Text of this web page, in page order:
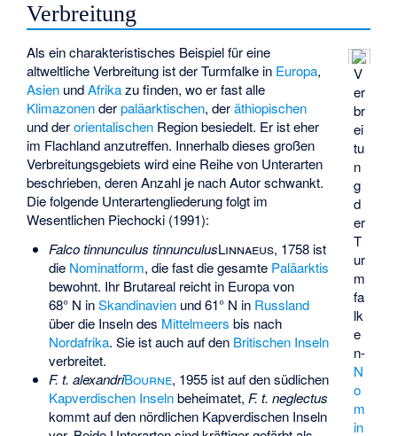
Verbreitung
V
er
br
ei
tu
n
g
d
er
T
ur
m
fa
lk
e
n-
N
o
m
in
Als ein charakteristisches Beispiel für eine
altweltliche Verbreitung ist der Turmfalke in Europa,
Asien undAfrikazu finden, wo er fast alle
Klimazonenderpaläarktischen, deräthiopischen
und derorientalischen Region besiedelt. Er ist eher
im Flachland anzutreffen. Innerhalb dieses großen
Verbreitungsgebiets wird eine Reihe von Unterarten
beschrieben, deren Anzahl je nach Autor schwankt.
Die folgende Unterartengliederung folgt im
Wesentlichen Piechocki (1991):
Falco tinnunculus tinnunculusLinnaeus, 1758 ist
die Nominatform, die fast die gesamte Paläarktis
bewohnt. Ihr Brutareal reicht in Europa von
68° N inSkandinavienund 61° N in Russland
über die Inseln des Mittelmeers bis nach
Nordafrika. Sie ist auch auf den Britischen Inseln
verbreitet.
F. t. alexandriBourne, 1955 ist auf den südlichen
Kapverdischen Inselnbeheimatet, F. t. neglectus
kommt auf den nördlichen Kapverdischen Inseln